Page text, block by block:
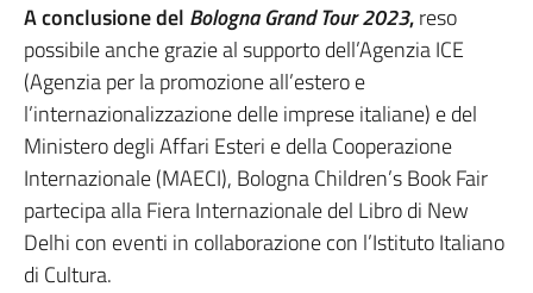
A conclusione del Bologna Grand Tour 2023,reso
possibile anche grazie al supporto dell’Agenzia ICE
(Agenzia per la promozione all’estero e
l’internazionalizzazione delle imprese italiane) e del
Ministero degli Affari Esteri e della Cooperazione
Internazionale (MAECI), Bologna Children’s Book Fair
partecipa alla Fiera Internazionale del Libro di New
Delhi con eventi in collaborazione con l’Istituto Italiano
di Cultura.